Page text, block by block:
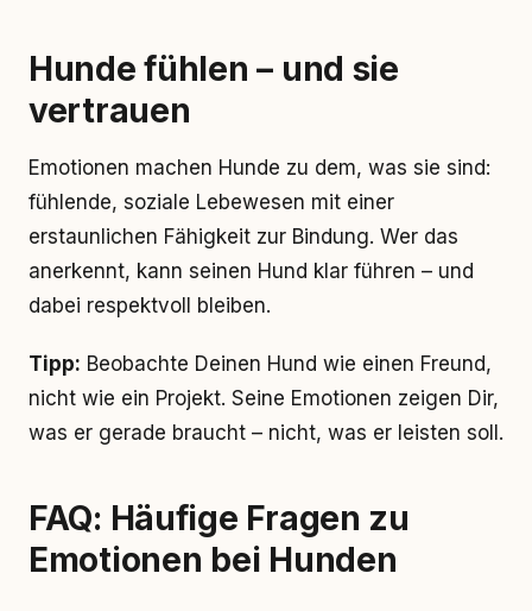
Hunde fühlen – und sie
vertrauen
Emotionen machen Hunde zu dem, was sie sind:
fühlende, soziale Lebewesen mit einer
erstaunlichen Fähigkeit zur Bindung. Wer das
anerkennt, kann seinen Hund klar führen – und
dabei respektvoll bleiben.
Tipp: Beobachte Deinen Hund wie einen Freund,
nicht wie ein Projekt. Seine Emotionen zeigen Dir,
was er gerade braucht – nicht, was er leisten soll.
FAQ: Häufige Fragen zu
Emotionen bei Hunden